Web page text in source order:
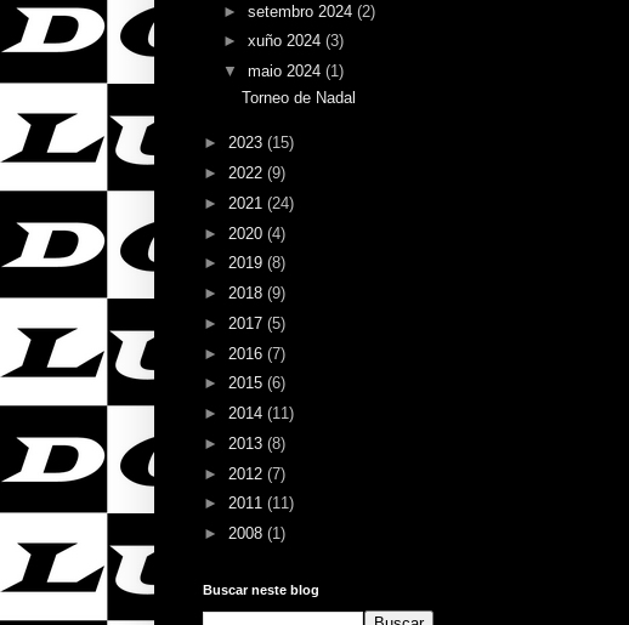
► setembro 2024 (2)
► xuño 2024 (3)
▼ maio 2024 (1)
Torneo de Nadal
► 2023 (15)
► 2022 (9)
► 2021 (24)
► 2020 (4)
► 2019 (8)
► 2018 (9)
► 2017 (5)
► 2016 (7)
► 2015 (6)
► 2014 (11)
► 2013 (8)
► 2012 (7)
► 2011 (11)
► 2008 (1)
Buscar neste blog